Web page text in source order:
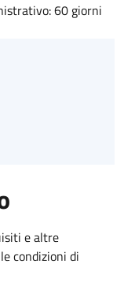
60 giorni
e altre
condizioni di